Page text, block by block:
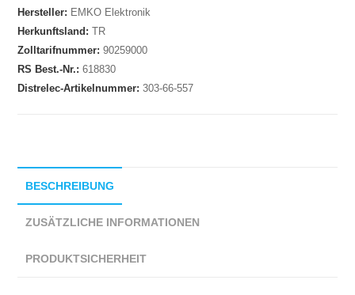
Hersteller: EMKO Elektronik
Herkunftsland:TR
Zolltarifnummer:90259000
RS Best.-Nr.:618830
Distrelec-Artikelnummer:303-66-557
BESCHREIBUNG
ZUSÄTZLICHE INFORMATIONEN
PRODUKTSICHERHEIT